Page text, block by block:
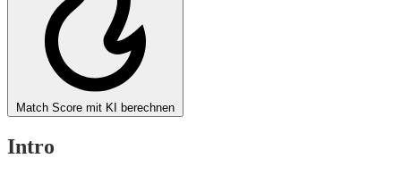
Match Score mit KI berechnen
Intro